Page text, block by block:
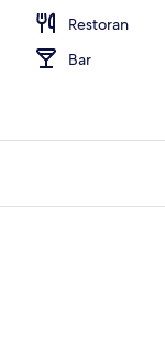
Restoran
Bar